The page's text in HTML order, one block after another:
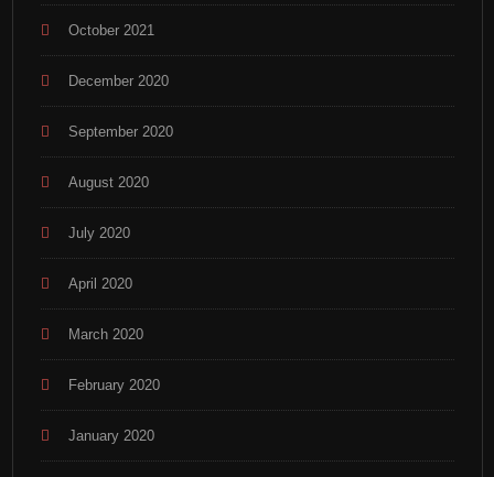
October 2021
December 2020
September 2020
August 2020
July 2020
April 2020
March 2020
February 2020
January 2020